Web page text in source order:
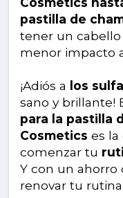
pastilla de
tener un
menor impacto
¡Adiós a los
sano y brillante!
para la pastilla
Cosmetics es la
comenzar tu
Y con un ahorro
renovar tu